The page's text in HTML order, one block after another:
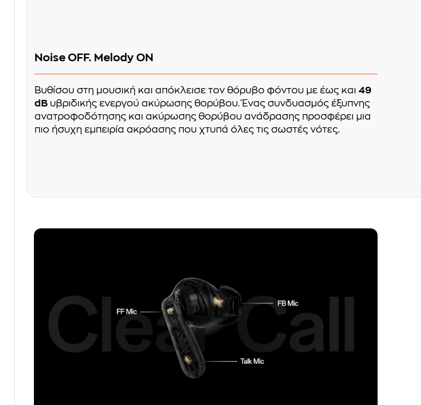
Noise OFF. Melody ON
Βυθίσου στη μουσική και απόκλεισε τον θόρυβο φόντου με έως και 49
dB υβριδικής ενεργού ακύρωσης θορύβου. Ένας συνδυασμός έξυπνης
ανατροφοδότησης και ακύρωσης θορύβου ανάδρασης προσφέρει μια
πιο ήσυχη εμπειρία ακρόασης που χτυπά όλες τις σωστές νότες.